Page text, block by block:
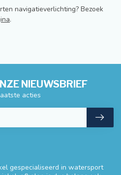
navigatieverlichting? Bezoek
.
gespecialiseerd in watersport
NIEUWSBRIEF
acties